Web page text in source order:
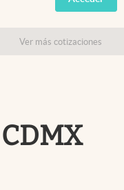
España
USA
Ver más cotizaciones